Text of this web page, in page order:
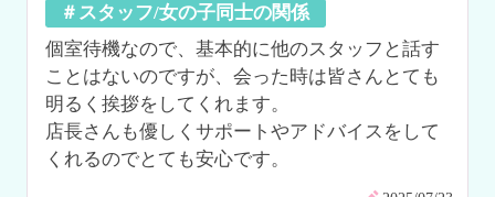
＃スタッフ/女の子同士の関係
個室待機なので、基本的に他のスタッフと話す
ことはないのですが、会った時は皆さんとても
明るく挨拶をしてくれます。
店長さんも優しくサポートやアドバイスをして
くれるのでとても安心です。